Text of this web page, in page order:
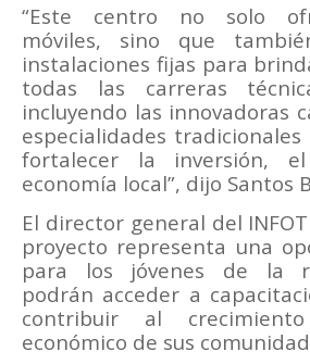
“Este centro no solo
móviles, sino que
instalaciones fijas para
todas las carreras
incluyendo las innovadoras
especialidades tradicionales
fortalecer la inversión,
economía local”, dijo Santos
El director general del
proyecto representa una
para los jóvenes de la
podrán acceder a
contribuir al
económico de sus